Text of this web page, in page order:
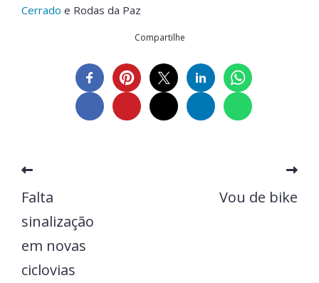
Cerrado e Rodas da Paz
Compartilhe
Falta
sinalização
em novas
ciclovias
Vou de bike